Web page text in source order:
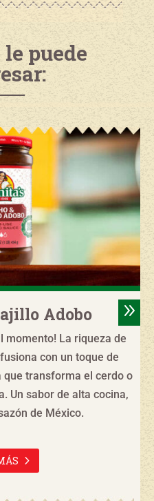
puede
Adobo
momento! La riqueza de
con un toque de
que transforma el cerdo o
Un sabor de alta cocina,
de México.
9